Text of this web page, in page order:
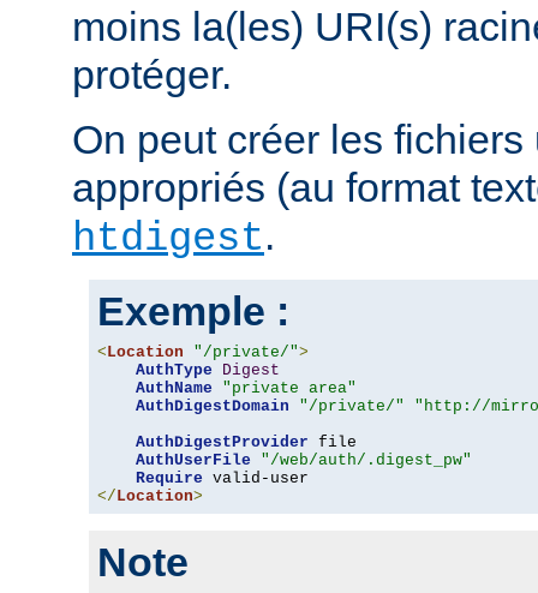
moins la(les) URI(s)
protéger.
On peut créer les fichiers
appropriés (au format
htdigest.
Exemple :
< Location "/private/">
AuthType
Digest
AuthName
"private area"
AuthDigestDomain
"/private/"
"http://
AuthDigestProvider file
AuthUserFile
"/web/auth/.digest_pw"
Require
</ Location>
Note